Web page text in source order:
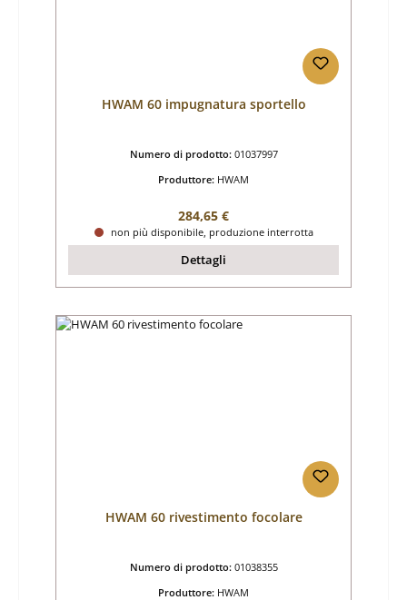
HWAM 60 impugnatura sportello
Numero di prodotto: 01037997
Produttore: HWAM
Prezzo normale:
284,65 €
non più disponibile, produzione interrotta
Dettagli
HWAM 60 rivestimento focolare
Numero di prodotto: 01038355
Produttore: HWAM